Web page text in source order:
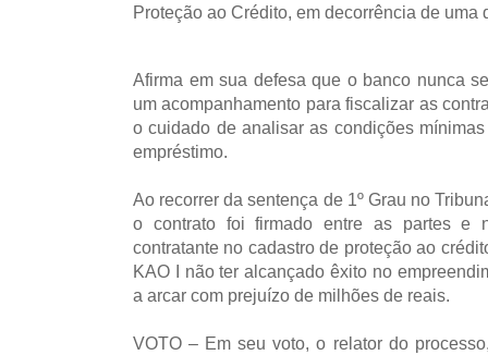
Proteção ao Crédito, em decorrência de uma
Afirma em sua defesa que o banco nunca
um acompanhamento para fiscalizar as
o cuidado de analisar as condições
empréstimo.
Ao recorrer da sentença de 1º Grau no
o contrato foi firmado entre as partes e
contratante no cadastro de proteção ao
KAO I não ter alcançado êxito no
a arcar com prejuízo de milhões de reais.
VOTO – Em seu voto, o relator do